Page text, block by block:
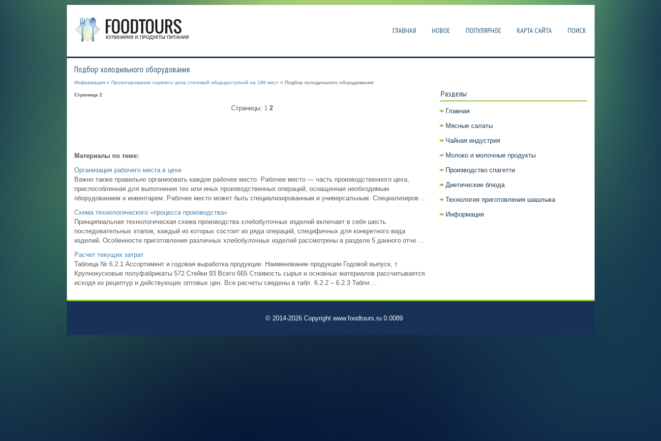
ГЛАВНАЯ НОВОЕ ПОПУЛЯРНОЕ КАРТА САЙТА ПОИСК
Подбор холодильного оборудования
Информация» Проектирование горячего цеха столовой общедоступной на 188 мест» Подбор холодильного оборудования
Страница 2
Страницы: 1 2
Материалы по теме:
Организация рабочего места в цехе
Важно также правильно организовать каждое рабочее место. Рабочее место — часть производственного цеха,
приспособленная для выполнения тех или иных производственных операций, оснащенная необходимым
оборудованием и инвентарем. Рабочее место может быть специализированным и универсальным. Специализиров ...
Схема технологического «процесса производства»
Принципиальная технологическая схема производства хлебобулочных изделий включает в себя шесть
последовательных этапов, каждый из которых состоит из ряда операций, специфичных для конкретного вида
изделий. Особенности приготовления различных хлебобулочных изделий рассмотрены в разделе 5 данного отче ...
Расчет текущих затрат
Таблица № 6.2.1 Ассортимент и годовая выработка продукции. Наименование продукции Годовой выпуск, т
Крупнокусковые полуфабрикаты 572 Стейки 93 Всего 665 Стоимость сырья и основных материалов рассчитывается
исходя из рецептур и действующих оптовых цен. Все расчеты сведены в табл. 6.2.2 – 6.2.3 Табли ...
Разделы
Главная
Мясные салаты
Чайная индустрия
Молоко и молочные продукты
Производство спагетти
Диетические блюда
Технология приготовления шашлыка
Информация
© 2014-2026 Copyright www.foodtours.ru 0.0089